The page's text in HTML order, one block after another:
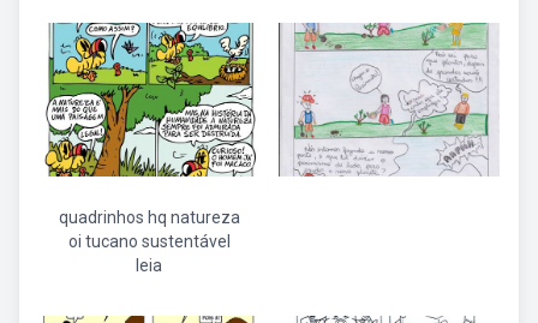
quadrinhos hq natureza
oi tucano sustentável
leia